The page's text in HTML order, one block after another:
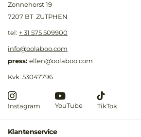
Zonnehorst 19
7207 BT ZUTPHEN
​tel: + 31 575 509900
info@oolaboo.com
press: ellen@oolaboo.com
Kvk: 53047796
Instagram YouTube TikTok
Klantenservice